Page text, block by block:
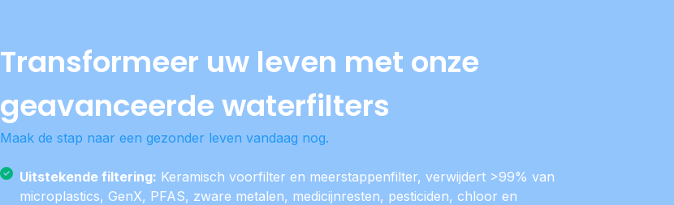
Transformeer uw leven met onze
geavanceerde waterfilters
Maak de stap naar een gezonder leven vandaag nog.
Uitstekende filtering: Keramisch voorfilter en meerstappenfilter, verwijdert >99% van
microplastics, GenX, PFAS, zware metalen, medicijnresten, pesticiden, chloor en